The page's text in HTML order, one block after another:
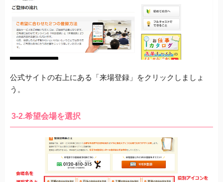
公式サイトの右上にある「来場登録」
をクリックしましょ
う。
3-2.希望会場を選択